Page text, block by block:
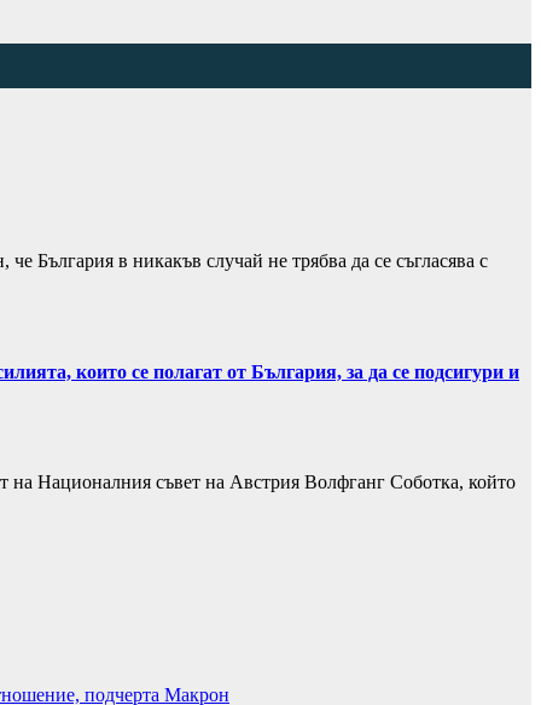
България в никакъв случай не трябва да се съгласява с
които се полагат от България, за да се подсигури и
на Националния съвет на Австрия Волфганг Соботка, който
подчерта Макрон